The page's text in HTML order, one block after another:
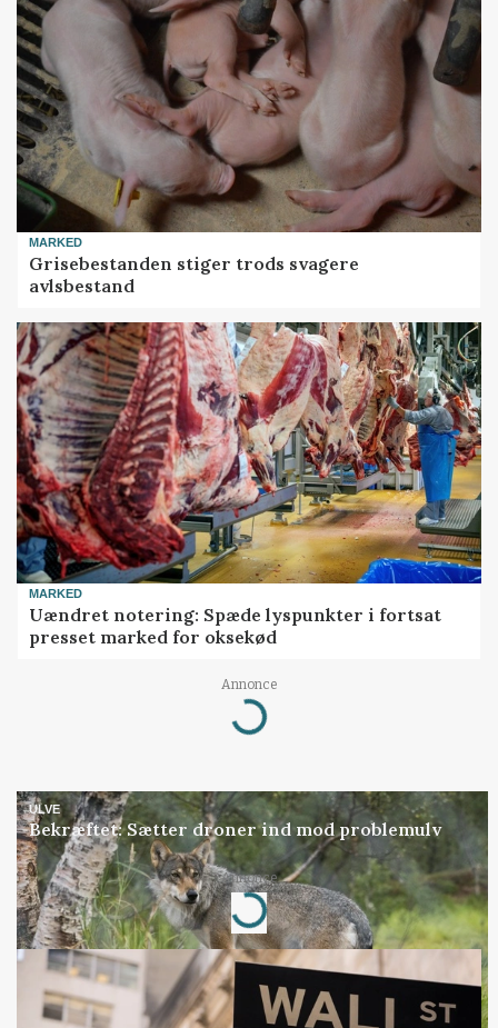
MARKED
Grisebestanden stiger trods svagere
avlsbestand
MARKED
Uændret notering: Spæde lyspunkter i fortsat
presset marked for oksekød
Annonce
Loading...
ULVE
Bekræftet: Sætter droner ind mod problemulv
Annonce
Loading...